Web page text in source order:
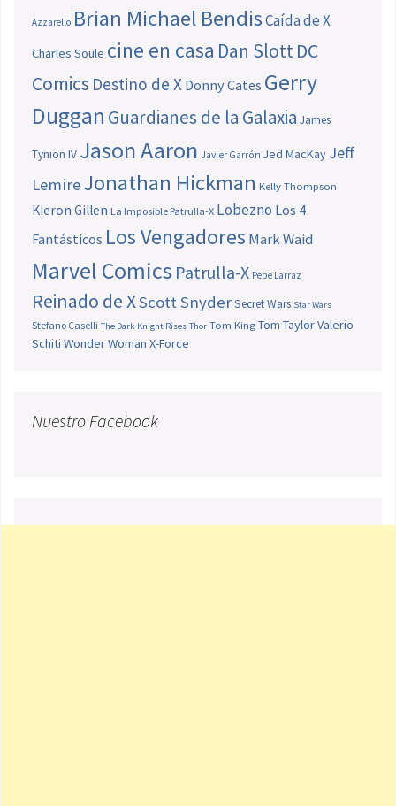
Azzarello Brian Michael BendisCaída de X
Charles Soule cine en casa Dan SlottDC
Comics Destino de X Donny Cates Gerry
Duggan Guardianes de la Galaxia James
Tynion IV Jason Aaron Javier Garrón Jed MacKay Jeff
LemireJonathan Hickman Kelly Thompson
Kieron Gillen La Imposible Patrulla-X Lobezno Los 4
Fantásticos Los Vengadores Mark Waid
Marvel Comics Patrulla-X Pepe Larraz
Reinado de XScott SnyderSecret Wars Star Wars
Stefano Caselli The Dark Knight Rises Thor Tom King Tom TaylorValerio
Schiti Wonder Woman X-Force
Nuestro Facebook